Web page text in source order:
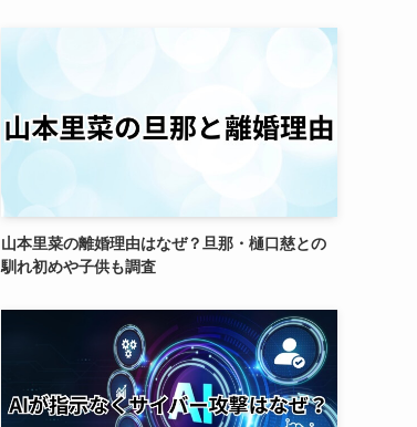
山本里菜の離婚理由はなぜ？旦那・樋口慈との
馴れ初めや子供も調査